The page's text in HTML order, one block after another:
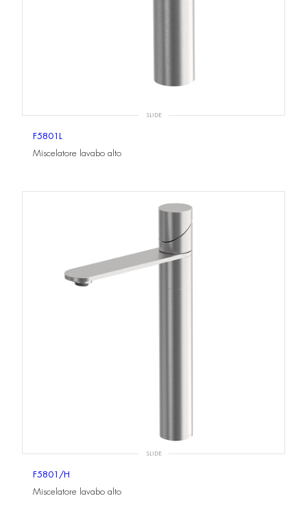
SLIDE
F5801L
Miscelatore lavabo alto
SLIDE
F5801/H
Miscelatore lavabo alto